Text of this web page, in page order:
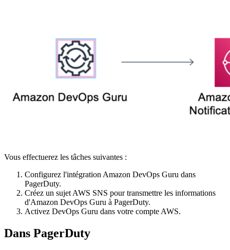
Vous effectuerez les tâches suivantes :
Configurez l'intégration Amazon DevOps Guru dans
PagerDuty.
Créez un sujet AWS SNS pour transmettre les informations
d'Amazon DevOps Guru à PagerDuty.
Activez DevOps Guru dans votre compte AWS.
Dans PagerDuty